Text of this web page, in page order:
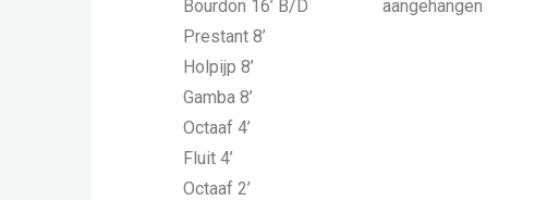
Bourdon 16’ B/D aangehangen
Prestant 8’
Holpijp 8’
Gamba 8’
Octaaf 4’
Fluit 4’
Octaaf 2’